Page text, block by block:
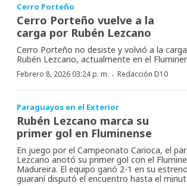
Cerro Porteño
Cerro Porteño vuelve a la
carga por Rubén Lezcano
Cerro Porteño no desiste y volvió a la
Rubén Lezcano, actualmente en el
Febrero 8, 2026 03:24 p. m. · Redacción D10
Paraguayos en el Exterior
Rubén Lezcano marca su
primer gol en Fluminense
En juego por el Campeonato Carioca, el
Lezcano anotó su primer gol con el
Madureira. El equipo ganó 2-1 en su
guaraní disputó el encuentro hasta el